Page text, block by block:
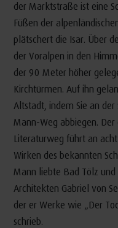
der Marktstraße ist eine
Füßen der
plätschert die Isar. Über
der Voralpen in den
der 90 Meter höher
Kirchtürmen. Auf ihn
Altstadt, indem Sie an
Mann-Weg abbiegen.
Literaturweg führt an
Wirken des bekannten
Mann liebte Bad Tölz
Architekten Gabriel von
der er Werke wie „Der
schrieb.